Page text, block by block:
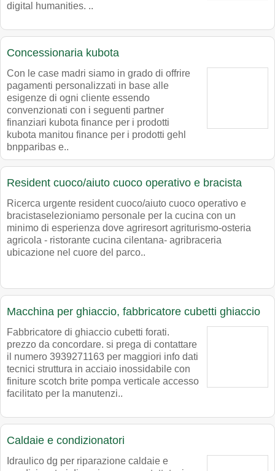
digital humanities. ..
Concessionaria kubota
Con le case madri siamo in grado di offrire
pagamenti personalizzati in base alle
esigenze di ogni cliente essendo
convenzionati con i seguenti partner
finanziari kubota finance per i prodotti
kubota manitou finance per i prodotti gehl
bnpparibas e..
Resident cuoco/aiuto cuoco operativo e bracista
Ricerca urgente resident cuoco/aiuto cuoco operativo e
bracistaselezioniamo personale per la cucina con un
minimo di esperienza dove agriresort agriturismo-osteria
agricola - ristorante cucina cilentana- agribraceria
ubicazione nel cuore del parco..
Macchina per ghiaccio, fabbricatore cubetti ghiaccio
Fabbricatore di ghiaccio cubetti forati.
prezzo da concordare. si prega di contattare
il numero 3939271163 per maggiori info dati
tecnici struttura in acciaio inossidabile con
finiture scotch brite pompa verticale accesso
facilitato per la manutenzi..
Caldaie e condizionatori
Idraulico dg per riparazione caldaie e